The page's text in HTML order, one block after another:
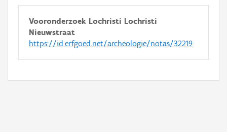
Vooronderzoek Lochristi Lochristi
Nieuwstraat
https://id.erfgoed.net/archeologie/notas/32219